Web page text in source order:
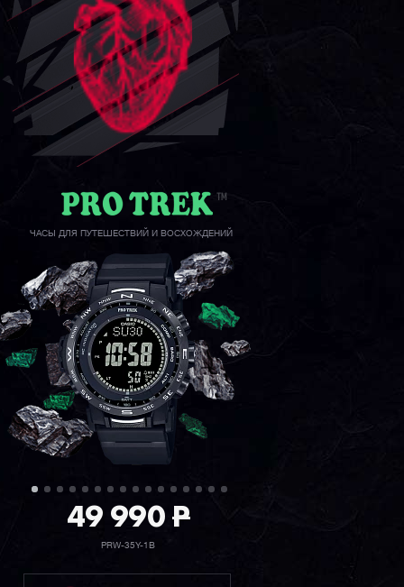
ЧАСЫ ДЛЯ ПУТЕШЕСТВИЙ И ВОСХОЖДЕНИЙ
49 990P
PRW-35Y-1B